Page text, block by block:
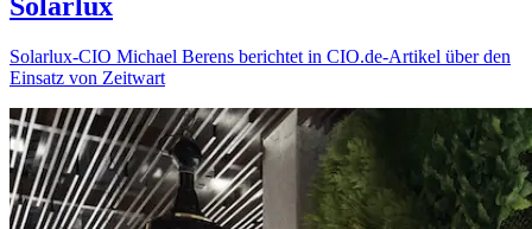
Solarlux-CIO Michael Berens berichtet in CIO.de-Artikel über den
Einsatz von Zeitwart